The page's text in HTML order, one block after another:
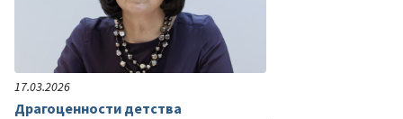
17.03.2026
Драгоценности детства